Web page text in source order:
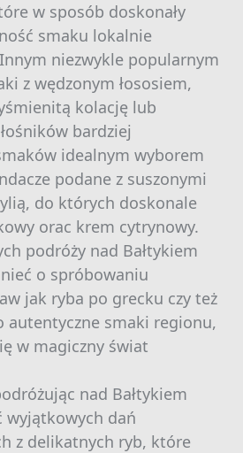
w sposób doskonały
smaku lokalnie
niezwykle popularnym
z wędzonym łososiem,
kolację lub
bardziej
idealnym wyborem
podane z suszonymi
do których doskonale
orac krem cytrynowy.
podróży nad Bałtykiem
o spróbowaniu
jak ryba po grecku czy też
autentyczne smaki regionu,
w magiczny świat
nad Bałtykiem
wyjątkowych dań
z delikatnych ryb, które